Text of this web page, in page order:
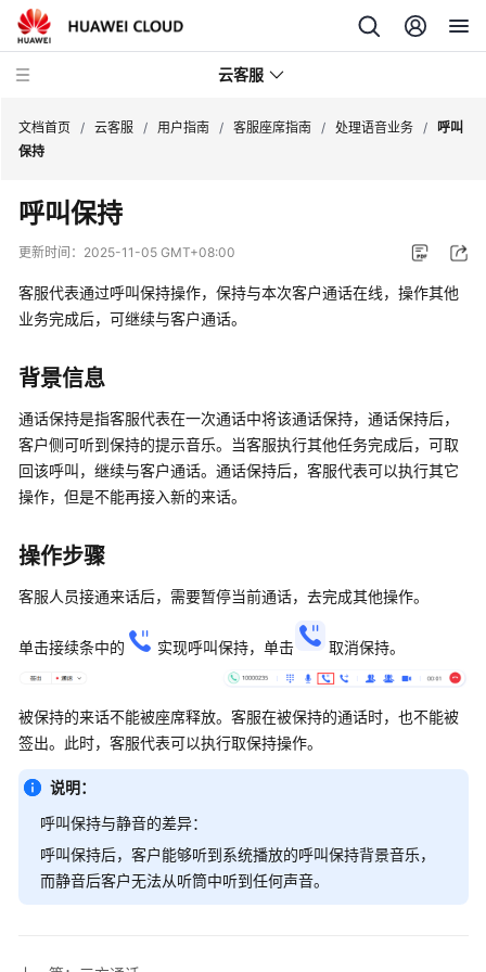
云客服
产
品
介
快
入
门
用
户
指
南
云
制
操
作
南
租
管
理
员
文档首页 / 云客服 / 用户指南 / 客服座席指南 / 处理语音业务 / 呼叫
保持
呼叫保持
更新时间： 2025-11-05 GMT+08:00
客服代表通过呼叫保持操作，保持与本次客户通话在线，操作其他
业务完成后，可继续与客户通话。
背景信息
通话保持是指客服代表在一次通话中将该通话保持，通话保持后，
客户侧可听到保持的提示音乐。当客服执行其他任务完成后，可取
回该呼叫，继续与客户通话。通话保持后，客服代表可以执行其它
操作，但是不能再接入新的来话。
操作步骤
客服人员接通来话后，需要暂停当前通话，去完成其他操作。
单击接续条中的 实现呼叫保持，单击 取消保持。
被保持的来话不能被座席释放。客服在被保持的通话时，也不能被
签出。此时，客服代表可以执行取保持操作。
说明：
呼叫保持与静音的差异：
呼叫保持后，客户能够听到系统播放的呼叫保持背景音乐，
而静音后客户无法从听筒中听到任何声音。